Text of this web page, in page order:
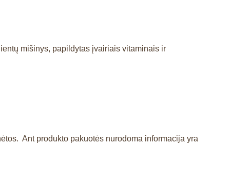
mišinys, papildytas įvairiais vitaminais ir
Ant produkto pakuotės nurodoma informacija yra